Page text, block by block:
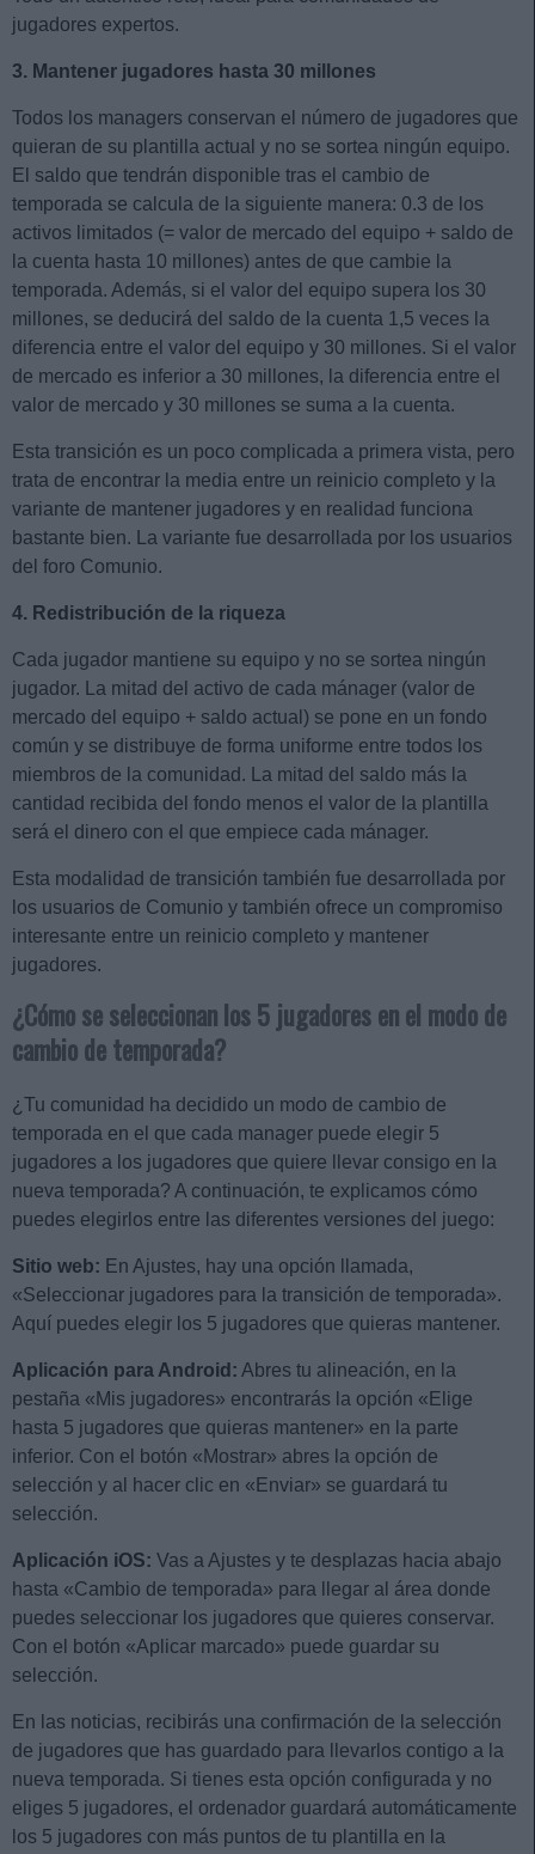
jugadores expertos.
3. Mantener jugadores hasta 30 millones
Todos los managers conservan el número de jugadores que
quieran de su plantilla actual y no se sortea ningún equipo.
El saldo que tendrán disponible tras el cambio de
temporada se calcula de la siguiente manera: 0.3 de los
activos limitados (= valor de mercado del equipo + saldo de
la cuenta hasta 10 millones) antes de que cambie la
temporada. Además, si el valor del equipo supera los 30
millones, se deducirá del saldo de la cuenta 1,5 veces la
diferencia entre el valor del equipo y 30 millones. Si el valor
de mercado es inferior a 30 millones, la diferencia entre el
valor de mercado y 30 millones se suma a la cuenta.
Esta transición es un poco complicada a primera vista, pero
trata de encontrar la media entre un reinicio completo y la
variante de mantener jugadores y en realidad funciona
bastante bien. La variante fue desarrollada por los usuarios
del foro Comunio.
4. Redistribución de la riqueza
Cada jugador mantiene su equipo y no se sortea ningún
jugador. La mitad del activo de cada mánager (valor de
mercado del equipo + saldo actual) se pone en un fondo
común y se distribuye de forma uniforme entre todos los
miembros de la comunidad. La mitad del saldo más la
cantidad recibida del fondo menos el valor de la plantilla
será el dinero con el que empiece cada mánager.
Esta modalidad de transición también fue desarrollada por
los usuarios de Comunio y también ofrece un compromiso
interesante entre un reinicio completo y mantener
jugadores.
¿Cómo se seleccionan los 5 jugadores en el modo de
cambio de temporada?
¿Tu comunidad ha decidido un modo de cambio de
temporada en el que cada manager puede elegir 5
jugadores a los jugadores que quiere llevar consigo en la
nueva temporada? A continuación, te explicamos cómo
puedes elegirlos entre las diferentes versiones del juego:
Sitio web: En Ajustes, hay una opción llamada,
«Seleccionar jugadores para la transición de temporada».
Aquí puedes elegir los 5 jugadores que quieras mantener.
Aplicación para Android: Abres tu alineación, en la
pestaña «Mis jugadores» encontrarás la opción «Elige
hasta 5 jugadores que quieras mantener» en la parte
inferior. Con el botón «Mostrar» abres la opción de
selección y al hacer clic en «Enviar» se guardará tu
selección.
Aplicación iOS: Vas a Ajustes y te desplazas hacia abajo
hasta «Cambio de temporada» para llegar al área donde
puedes seleccionar los jugadores que quieres conservar.
Con el botón «Aplicar marcado» puede guardar su
selección.
En las noticias, recibirás una confirmación de la selección
de jugadores que has guardado para llevarlos contigo a la
nueva temporada. Si tienes esta opción configurada y no
eliges 5 jugadores, el ordenador guardará automáticamente
los 5 jugadores con más puntos de tu plantilla en la